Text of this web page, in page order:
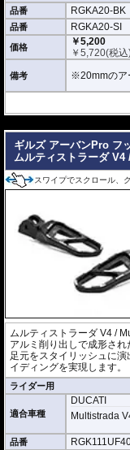
品番
RGKA20-BK
品番 RGKA20-SI
価格
￥5,200
￥5,720(税込
備考 ※20mmのア
ギルズ アーバンPro フ
ムルティストラーダ
スワイプでスクロール、
ムルティストラーダ V4 /
アルミ削り出しで成形され
足元をスタイリッシュに
イディングを実現します。
ライダー用
適合車種
DUCATI
Multistrada
品番